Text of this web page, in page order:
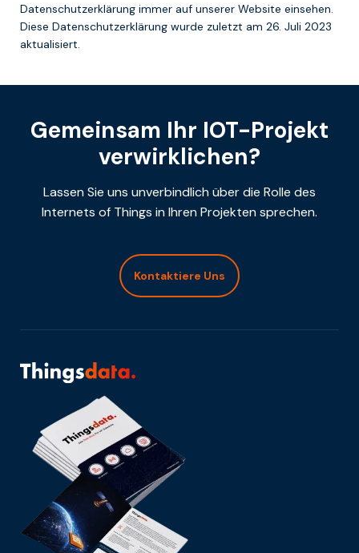
Datenschutzerklärung immer auf unserer Website einsehen.
Diese Datenschutzerklärung wurde zuletzt am 26. Juli 2023
aktualisiert.
Gemeinsam Ihr IOT-Projekt
verwirklichen?
Lassen Sie uns unverbindlich über die Rolle des
Internets of Things in Ihren Projekten sprechen.
Kontaktiere Uns